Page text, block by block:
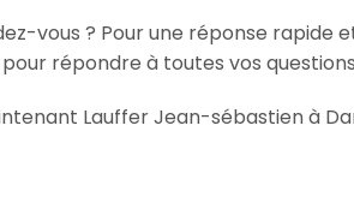
vous ? Pour une réponse rapide
répondre à toutes vos
Lauffer Jean-sébastien à